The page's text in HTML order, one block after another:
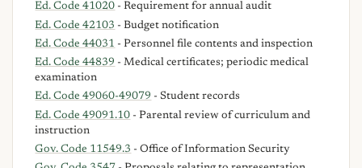
Ed. Code 41020 - Requirement for annual audit
Ed. Code 42103 - Budget notification
Ed. Code 44031 - Personnel file contents and inspection
Ed. Code 44839 - Medical certificates; periodic medical
examination
Ed. Code 49060-49079 - Student records
Ed. Code 49091.10 - Parental review of curriculum and
instruction
Gov. Code 11549.3 - Office of Information Security